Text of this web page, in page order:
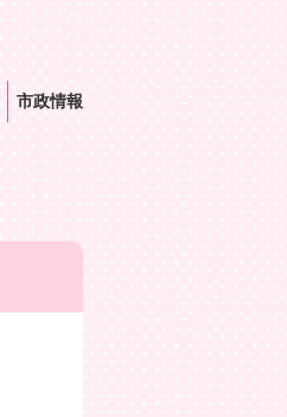
市政情報